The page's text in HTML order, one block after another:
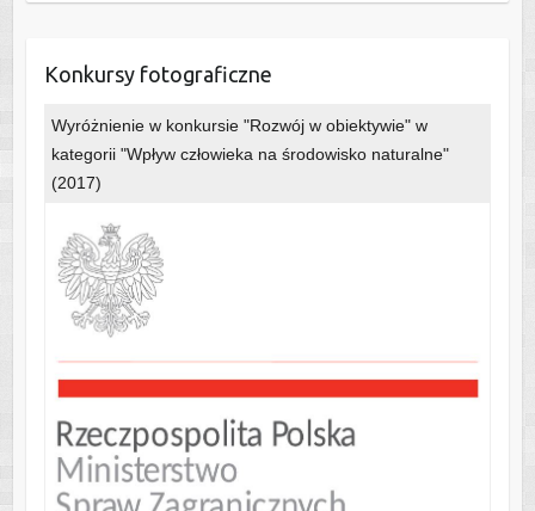
Konkursy fotograficzne
Wyróżnienie w konkursie "Rozwój w obiektywie" w
kategorii "Wpływ człowieka na środowisko naturalne"
(2017)